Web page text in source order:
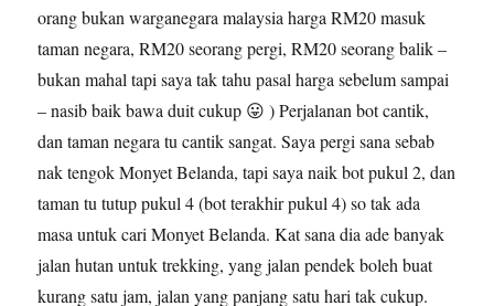
orang bukan warganegara malaysia harga RM20 masuk
taman negara, RM20 seorang pergi, RM20 seorang balik –
bukan mahal tapi saya tak tahu pasal harga sebelum sampai
– nasib baik bawa duit cukup 😛 ) Perjalanan bot cantik,
dan taman negara tu cantik sangat. Saya pergi sana sebab
nak tengok Monyet Belanda, tapi saya naik bot pukul 2, dan
taman tu tutup pukul 4 (bot terakhir pukul 4) so tak ada
masa untuk cari Monyet Belanda. Kat sana dia ade banyak
jalan hutan untuk trekking, yang jalan pendek boleh buat
kurang satu jam, jalan yang panjang satu hari tak cukup.